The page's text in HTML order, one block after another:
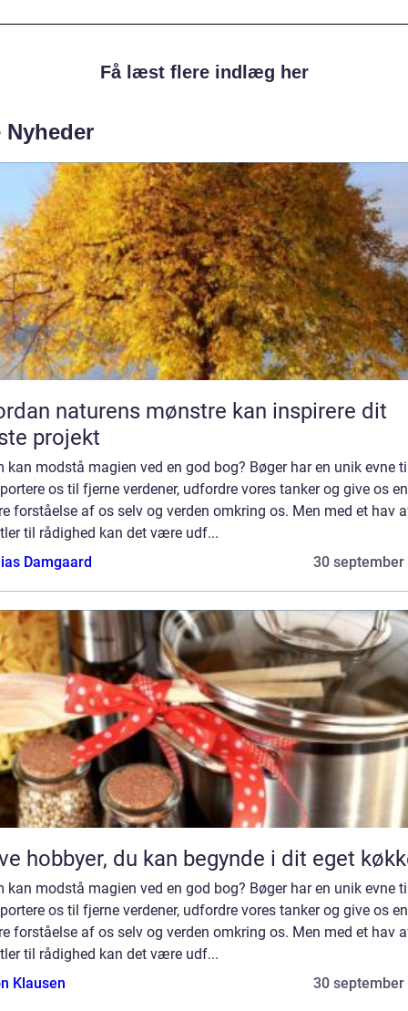
Få læst flere indlæg her
Nyheder
naturens mønstre kan inspirere dit
projekt
kan modstå magien ved en god bog? Bøger har en unik evne
os til fjerne verdener, udfordre vores tanker og give os en
forståelse af os selv og verden omkring os. Men med et hav
til rådighed kan det være udf...
Damgaard
30 september
hobbyer, du kan begynde i dit eget
kan modstå magien ved en god bog? Bøger har en unik evne
os til fjerne verdener, udfordre vores tanker og give os en
forståelse af os selv og verden omkring os. Men med et hav
til rådighed kan det være udf...
Klausen
30 september